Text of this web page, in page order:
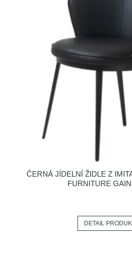
ČERNÁ JÍDELNÍ ŽIDLE Z
FURNITURE
DETAIL